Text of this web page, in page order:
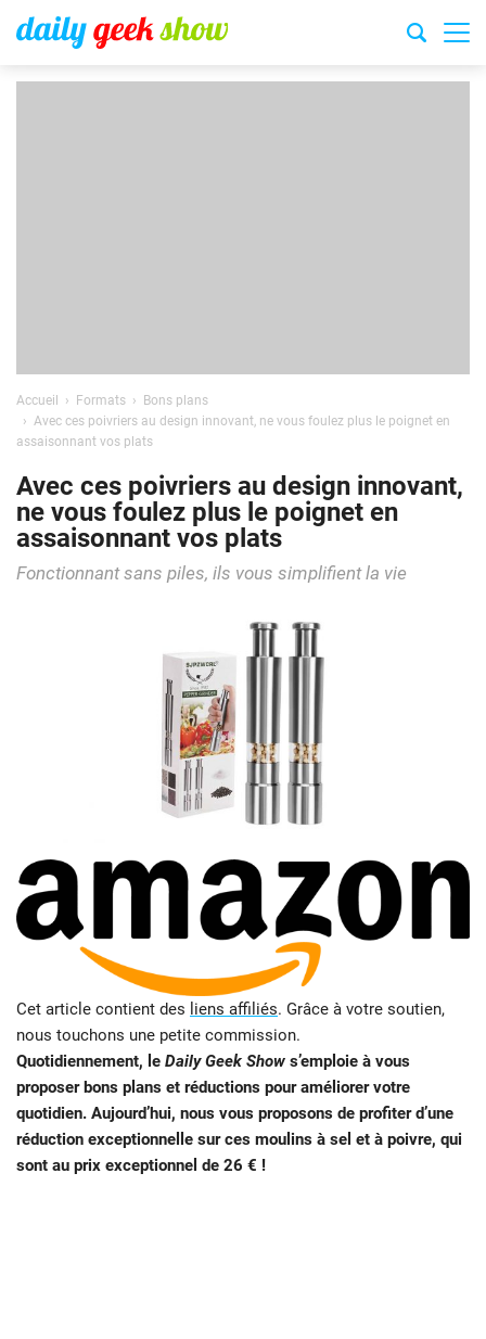
Accueil Formats
Bons plans
Avec ces poivriers au design innovant, ne vous foulez plus le poignet en
assaisonnant vos plats
Avec ces poivriers au design innovant,
ne vous foulez plus le poignet en
assaisonnant vos plats
Fonctionnant sans piles, ils vous simplifient la vie
Cet article contient des liens affiliés. Grâce à votre soutien,
nous touchons une petite commission.
Quotidiennement, le Daily Geek Show s’emploie à vous
proposer bons plans et réductions pour améliorer votre
quotidien. Aujourd’hui, nous vous proposons de profiter d’une
réduction exceptionnelle sur ces moulins à sel et à poivre, qui
sont au prix exceptionnel de 26 € !